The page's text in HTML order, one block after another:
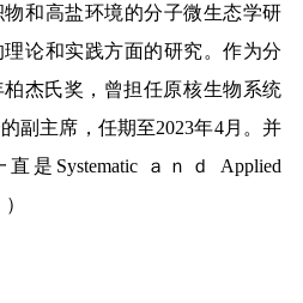
和高盐环境的分子微生态学研
论和实践方面的研究。作为分
杰氏奖，曾担任原核生物系统
副主席，任期至2023年4月。并
是Systematic ａｎｄ Applied